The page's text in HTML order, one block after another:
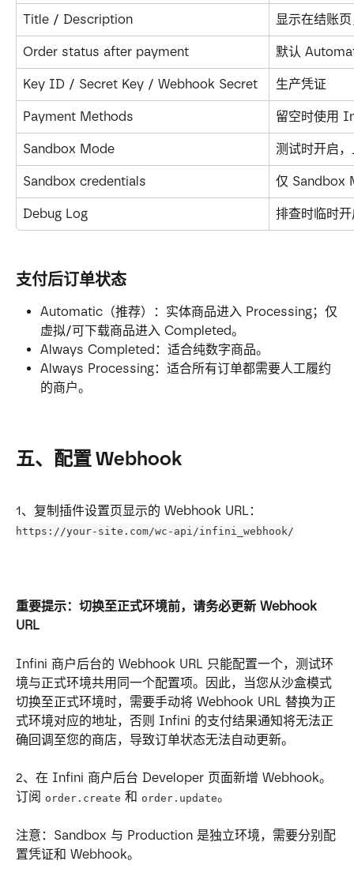
Title / Description 显示在结账
Order status after payment 默认
Key ID / Secret Key / Webhook Secret 生产凭证
Payment Methods 留空时使用
Sandbox Mode 测试时开启
Sandbox credentials 仅 Sandbox
Debug Log 排查时临时
支付后订单状态
Automatic（推荐）：实体商品进入 Processing；仅
虚拟/可下载商品进入 Completed。
Always Completed：适合纯数字商品。
Always Processing：适合所有订单都需要人工履约
的商户。
五、配置 Webhook
1、复制插件设置页显示的 Webhook URL：
https://your-site.com/wc-api/infini_webhook/
重要提示：切换至正式环境前，请务必更新 Webhook
URL
Infini 商户后台的 Webhook URL 只能配置一个，测试环
境与正式环境共用同一个配置项。因此，当您从沙盒模式
切换至正式环境时，需要手动将 Webhook URL 替换为正
式环境对应的地址，否则 Infini 的支付结果通知将无法正
确回调至您的商店，导致订单状态无法自动更新。
2、在 Infini 商户后台 Developer 页面新增 Webhook。
订阅 order.create 和 order.update。
注意：Sandbox 与 Production 是独立环境，需要分别配
置凭证和 Webhook。